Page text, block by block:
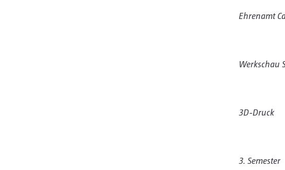
Ehrenamt
Werkschau
3D-Druck
3. Semester